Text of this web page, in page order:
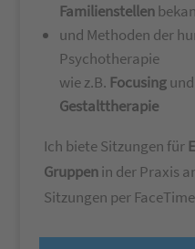
Familienstellen
und Methoden der
Psychotherapie
wie z.B. Focusing
Gestalttherapie
Ich biete Sitzungen für
Gruppenin der Praxis
Sitzungen per